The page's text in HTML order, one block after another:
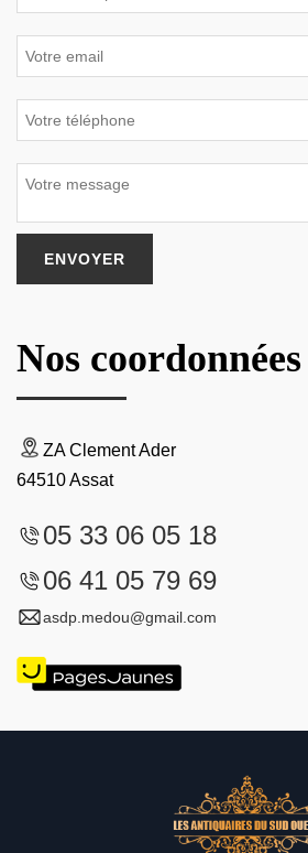
Nos coordonnées
ZA Clement Ader
64510 Assat
05 33 06 05 18
06 41 05 79 69
asdp.medou@gmail.com